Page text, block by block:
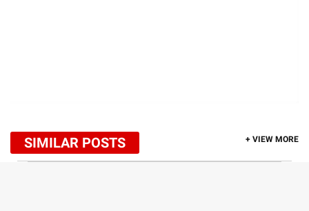
SIMILAR POSTS + VIEW MORE